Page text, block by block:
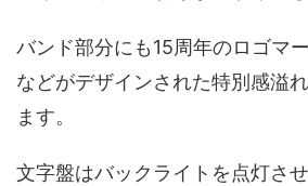
バンド部分にも15周年のロゴマ
などがデザインされた特別感溢
ます。
文字盤はバックライトを点灯さ